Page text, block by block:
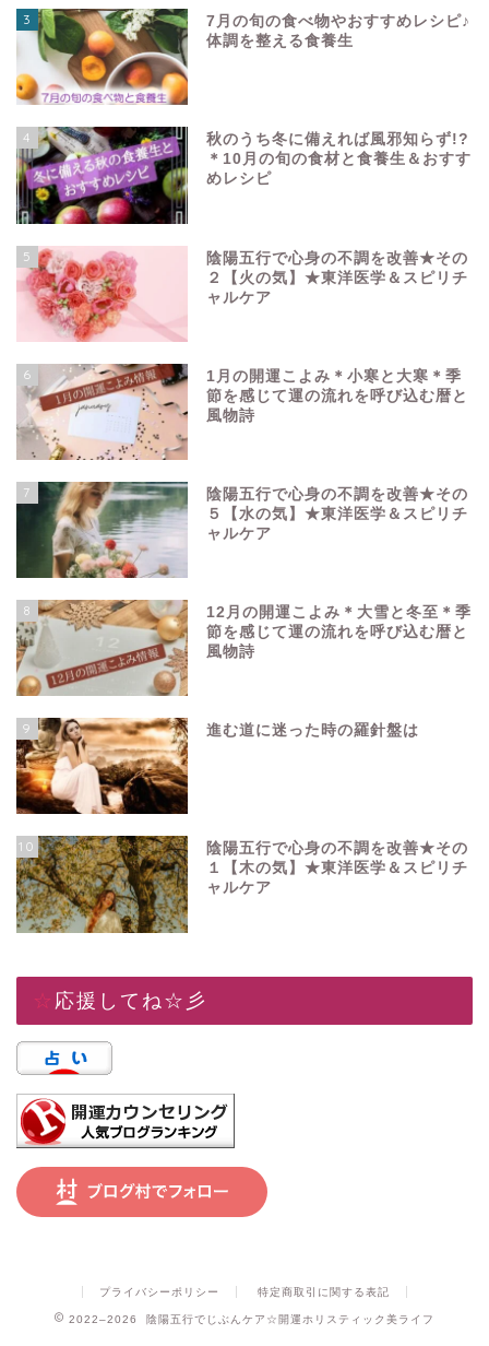
3
7月の旬の食べ物やおすすめレシピ♪
体調を整える食養生
4
秋のうち冬に備えれば風邪知らず!?
＊10月の旬の食材と食養生＆おすす
めレシピ
5
陰陽五行で心身の不調を改善★その
２【火の気】★東洋医学＆スピリチ
ャルケア
6
1月の開運こよみ＊小寒と大寒＊季
節を感じて運の流れを呼び込む暦と
風物詩
7
陰陽五行で心身の不調を改善★その
５【水の気】★東洋医学＆スピリチ
ャルケア
8
12月の開運こよみ＊大雪と冬至＊季
節を感じて運の流れを呼び込む暦と
風物詩
9 進む道に迷った時の羅針盤は
10
陰陽五行で心身の不調を改善★その
１【木の気】★東洋医学＆スピリチ
ャルケア
☆応援してね☆彡
プライバシーポリシー 特定商取引に関する表記
2022–2026 陰陽五行でじぶんケア☆開運ホリスティック美ライフ